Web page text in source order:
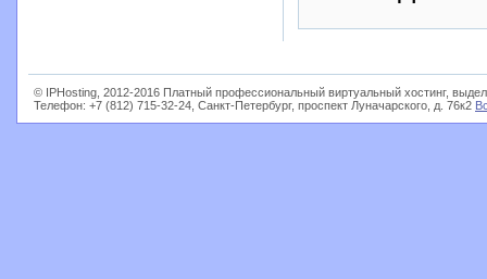
© IPHosting, 2012-2016 Платный профессиональный виртуальный хостинг,
Телефон: +7 (812) 715-32-24, Санкт-Петербург, проспект Луначарского, д. 76к2